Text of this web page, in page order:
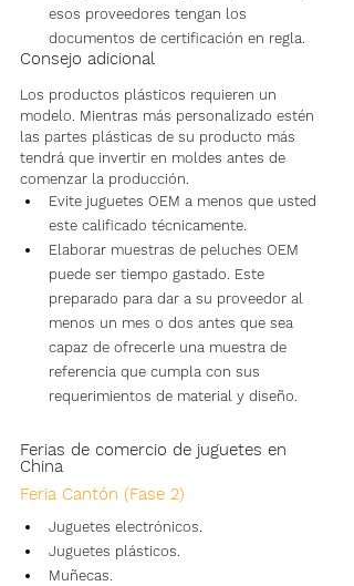
esos proveedores tengan los
documentos de certificación en regla.
Consejo adicional
Los productos plásticos requieren un
modelo. Mientras más personalizado estén
las partes plásticas de su producto más
tendrá que invertir en moldes antes de
comenzar la producción.
Evite juguetes OEM a menos que usted
este calificado técnicamente.
Elaborar muestras de peluches OEM
puede ser tiempo gastado. Este
preparado para dar a su proveedor al
menos un mes o dos antes que sea
capaz de ofrecerle una muestra de
referencia que cumpla con sus
requerimientos de material y diseño.
Ferias de comercio de juguetes en
China
Feria Cantón (Fase 2)
Juguetes electrónicos.
Juguetes plásticos.
Muñecas.